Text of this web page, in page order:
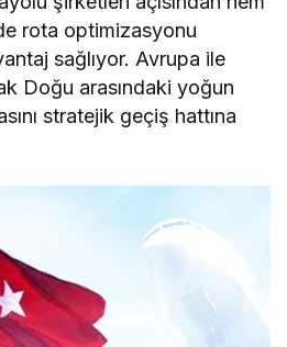
rota optimizasyonu
sağlıyor. Avrupa ile
Doğu arasındaki yoğun
stratejik geçiş hattına